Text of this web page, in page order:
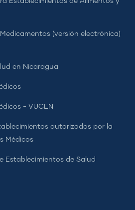
(versión electrónica)
en Nicaragua
- VUCEN
autorizados por la
Médicos
Establecimientos de Salud